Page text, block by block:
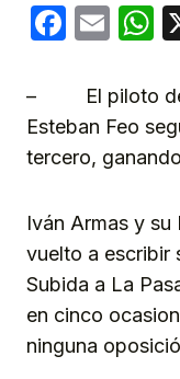
– El piloto del
Esteban Feo
tercero,
Iván Armas y su
vuelto a escribir
Subida a La
en cinco
ninguna